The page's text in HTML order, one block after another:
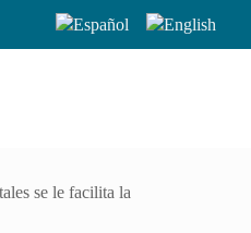
se le facilita la